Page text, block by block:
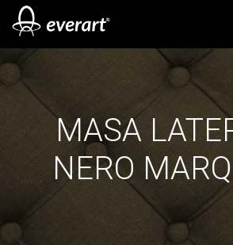
MASA
NERO